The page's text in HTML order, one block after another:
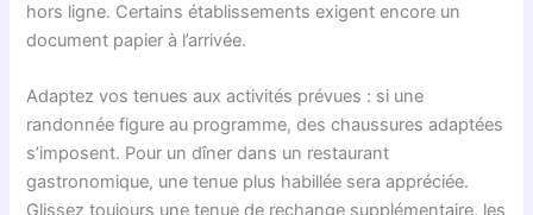
hors ligne. Certains établissements exigent encore un
document papier à l’arrivée.
Adaptez vos tenues aux activités prévues : si une
randonnée figure au programme, des chaussures adaptées
s’imposent. Pour un dîner dans un restaurant
gastronomique, une tenue plus habillée sera appréciée.
Glissez toujours une tenue de rechange supplémentaire, les